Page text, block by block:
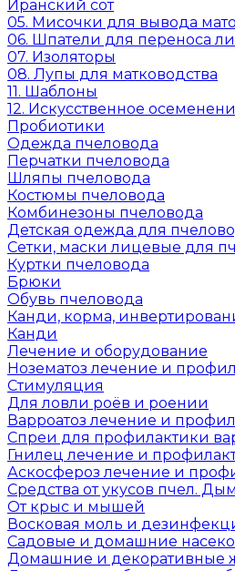
Иранский сот
05. Мисочки для вывода
06. Шпатели для переноса
07. Изоляторы
08. Лупы для матководства
11. Шаблоны
12. Искусственное
Пробиотики
Одежда пчеловода
Перчатки пчеловода
Шляпы пчеловода
Костюмы пчеловода
Комбинезоны пчеловода
Детская одежда для
Сетки, маски лицевые для
Куртки пчеловода
Брюки
Обувь пчеловода
Канди, корма,
Канди
Лечение и оборудование
Нозематоз лечение и
Стимуляция
Для ловли роёв и роении
Варроатоз лечение и
Спреи для профилактики
Гнилец лечение и
Аскосфероз лечение и
Средства от укусов пчел.
От крыс и мышей
Восковая моль и
Садовые и домашние
Домашние и декоративные